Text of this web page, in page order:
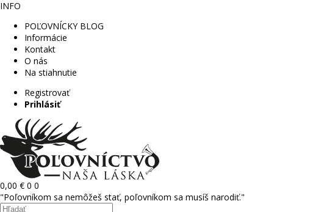
INFO
POĽOVNÍCKY BLOG
Informácie
Kontakt
O nás
Na stiahnutie
Registrovať
Prihlásiť
0,00 € 0 0
"Poľovníkom sa nemôžeš stať, poľovníkom sa musíš narodiť."